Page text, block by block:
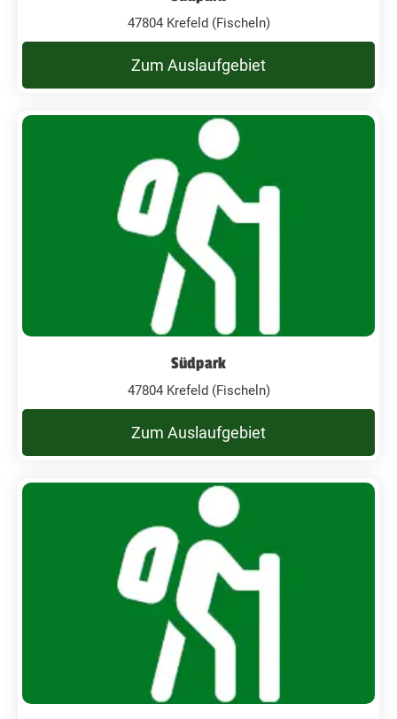
47804 Krefeld (Fischeln)
Zum Auslaufgebiet
Südpark
47804 Krefeld (Fischeln)
Zum Auslaufgebiet